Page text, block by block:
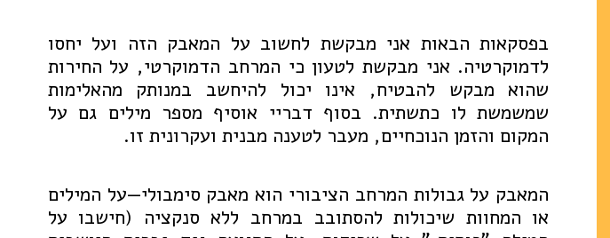
בפסקאות הבאות אני מבקשת לחשוב על המאבק הזה ועל יחסו
לדמוקרטיה. אני מבקשת לטעון כי המרחב הדמוקרטי, על החירות
שהוא מבקש להבטיח, אינו יכול להיחשב במנותק מהאלימות
שמשמשת לו כתשתית. בסוף דבריי אוסיף מספר מילים גם על
המקום והזמן הנוכחיים, מעבר לטענה מבנית ועקרונית זו.
המאבק על גבולות המרחב הציבורי הוא מאבק סימבולי—על המילים
או המחוות שיכולות להסתובב במרחב ללא סנקציה (חישבו על